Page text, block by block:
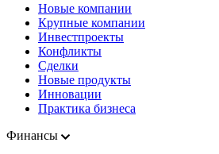
Новые компании
Крупные компании
Инвестпроекты
Конфликты
Сделки
Новые продукты
Инновации
Практика бизнеса
Финансы